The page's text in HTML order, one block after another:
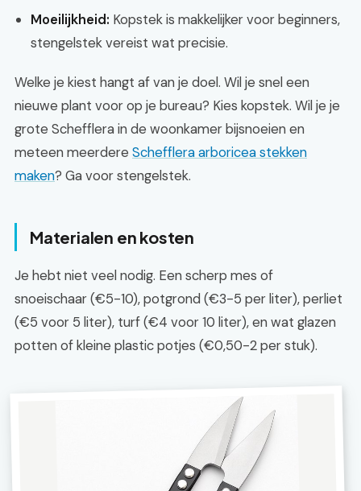
Moeilijkheid: Kopstek is makkelijker voor beginners,
stengelstek vereist wat precisie.
Welke je kiest hangt af van je doel. Wil je snel een
nieuwe plant voor op je bureau? Kies kopstek. Wil je je
grote Schefflera in de woonkamer bijsnoeien en
meteen meerdere Schefflera arboricea stekken
maken? Ga voor stengelstek.
Materialen en kosten
Je hebt niet veel nodig. Een scherp mes of
snoeischaar (€5-10), potgrond (€3-5 per liter), perliet
(€5 voor 5 liter), turf (€4 voor 10 liter), en wat glazen
potten of kleine plastic potjes (€0,50-2 per stuk).